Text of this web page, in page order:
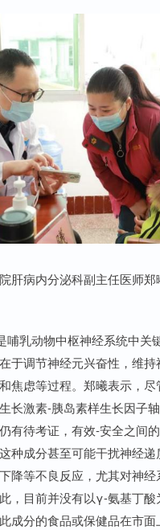
肝病内分泌科副主任医师
哺乳动物中枢神经系统中关
于调节神经元兴奋性，维
焦虑等过程。郑曦表示，
长激素-胰岛素样生长因子
有待考证，有效-安全之间
种成分甚至可能干扰神经递
降等不良反应，尤其对神
，目前并没有以γ-氨基丁
成分的食品或保健品在市面